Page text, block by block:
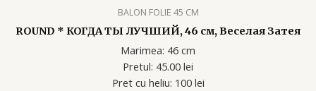
BALON FOLIE 45 CM
ROUND * КОГДА ТЫ ЛУЧШИЙ, 46 см, Веселая Затея
Marimea: 46 cm
Pretul: 45.00 lei
Pret cu heliu: 100 lei